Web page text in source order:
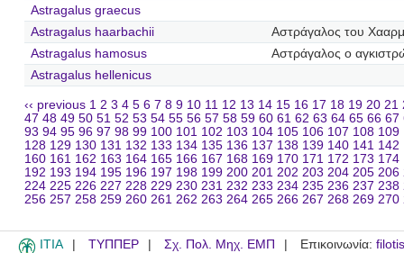
Astragalus graecus
Astragalus haarbachii
Αστράγαλος του
Astragalus hamosus
Αστράγαλος ο
Astragalus hellenicus
‹‹ previous 1 2 3 4 5 6 7 8 9 10 11 12 13 14 15 16 17 18 19 20 21
47 48 49 50 51 52 53 54 55 56 57 58 59 60 61 62 63 64 65 66 67
93 94 95 96 97 98 99 100 101 102 103 104 105 106 107 108 109
128 129 130 131 132 133 134 135 136 137 138 139 140 141 142
160 161 162 163 164 165 166 167 168 169 170 171 172 173 174
192 193 194 195 196 197 198 199 200 201 202 203 204 205 206
224 225 226 227 228 229 230 231 232 233 234 235 236 237 238
256 257 258 259 260 261 262 263 264 265 266 267 268 269 270
ITIA ΤΥΠΠΕΡ Σχ. Πολ. Μηχ. ΕΜΠ Επικοινωνία: